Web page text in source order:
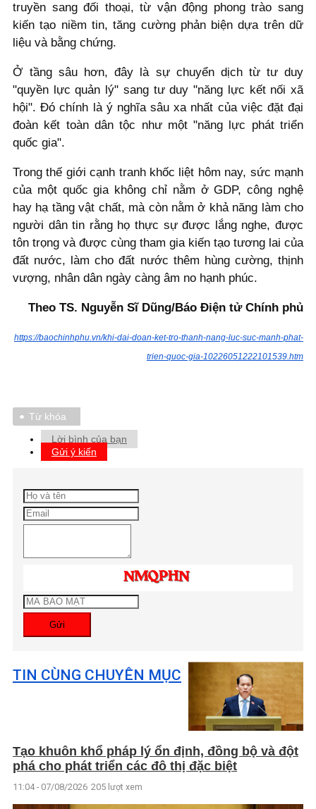
truyền sang đối thoại, từ vận động phong trào sang
kiến tạo niềm tin, tăng cường phản biện dựa trên dữ
liệu và bằng chứng.
Ở tầng sâu hơn, đây là sự chuyển dịch từ tư duy
"quyền lực quản lý" sang tư duy "năng lực kết nối xã
hội". Đó chính là ý nghĩa sâu xa nhất của việc đặt đại
đoàn kết toàn dân tộc như một "năng lực phát triển
quốc gia".
Trong thế giới cạnh tranh khốc liệt hôm nay, sức mạnh
của một quốc gia không chỉ nằm ở GDP, công nghệ
hay hạ tầng vật chất, mà còn nằm ở khả năng làm cho
người dân tin rằng họ thực sự được lắng nghe, được
tôn trọng và được cùng tham gia kiến tạo tương lai của
đất nước, làm cho đất nước thêm hùng cường, thịnh
vượng, nhân dân ngày càng âm no hạnh phúc.
Theo TS. Nguyễn Sĩ Dũng/Báo Điện tử Chính phủ
https://baochinhphu.vn/khi-dai-doan-ket-tro-thanh-nang-luc-suc-manh-phat-
trien-quoc-gia-10226051222101539.htm
Từ khóa
Lời bình của bạn
Gửi ý kiến
Gửi
TIN CÙNG CHUYÊN MỤC
Tạo khuôn khổ pháp lý ổn định, đồng bộ và đột
phá cho phát triển các đô thị đặc biệt
11:04 - 07/08/2026 205 lượt xem